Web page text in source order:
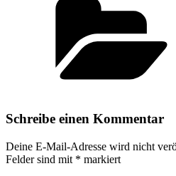
Schreibe einen Kommentar
Deine E-Mail-Adresse wird nicht
Felder sind mit * markiert